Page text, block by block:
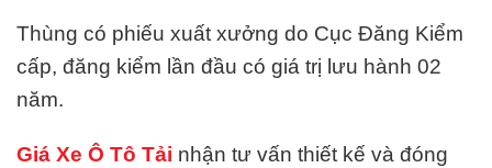
Thùng có phiếu xuất xưởng do Cục Đăng Kiểm
cấp, đăng kiểm lần đầu có giá trị lưu hành 02
năm.
Giá Xe Ô Tô Tải nhận tư vấn thiết kế và đóng